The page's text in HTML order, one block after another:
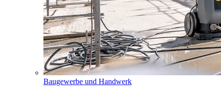
Baugewerbe und Handwerk